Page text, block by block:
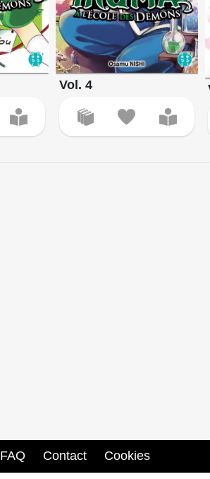
Vol. 4
FAQ Contact Cookies